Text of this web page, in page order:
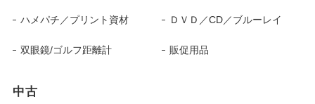
ハメパチ／プリント資材 ＤＶＤ／CD／ブルーレイ
双眼鏡/ゴルフ距離計 販促用品
中古